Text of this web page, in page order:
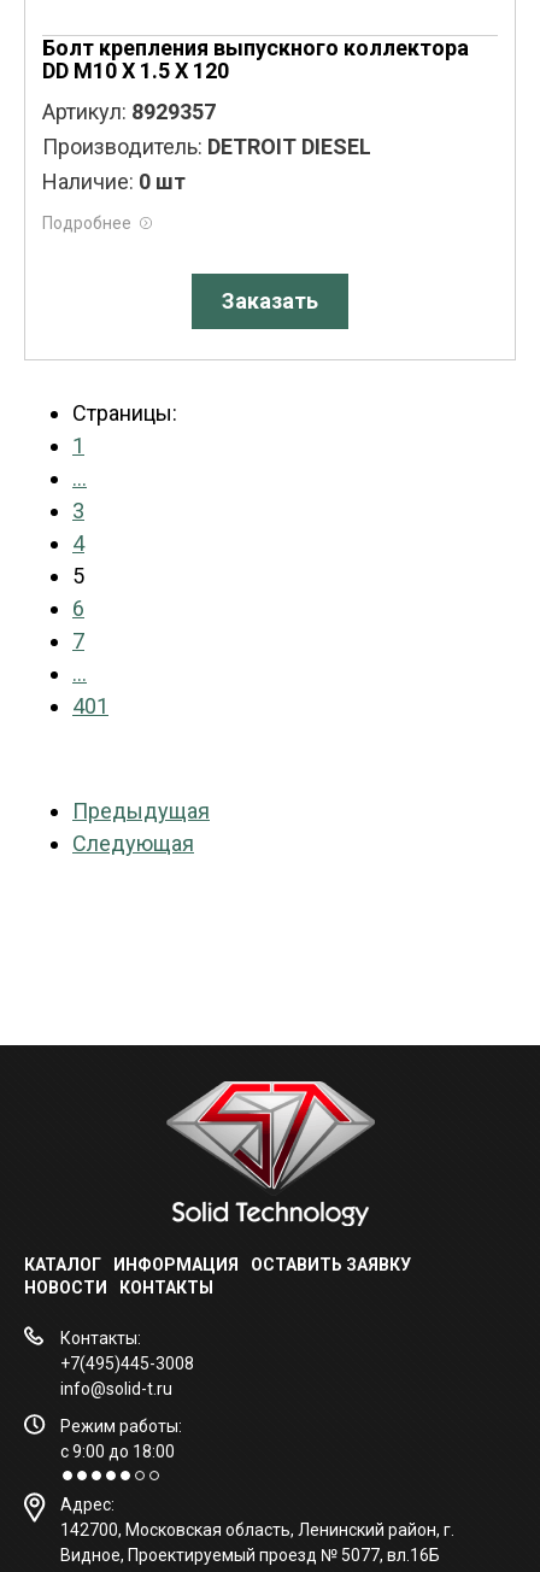
Болт крепления выпускного коллектора
DD M10 X 1.5 X 120
Артикул: 8929357
Производитель: DETROIT DIESEL
Наличие: 0 шт
Подробнее
Заказать
Страницы:
1
...
3
4
5
6
7
...
401
Предыдущая
Следующая
КАТАЛОГ ИНФОРМАЦИЯ
ОСТАВИТЬ ЗАЯВКУ
НОВОСТИ
КОНТАКТЫ
Контакты:
+7(495)445-3008
info@solid-t.ru
Режим работы:
с 9:00 до 18:00
Адрес:
142700, Московская область, Ленинский район, г.
Видное, Проектируемый проезд № 5077, вл.16Б